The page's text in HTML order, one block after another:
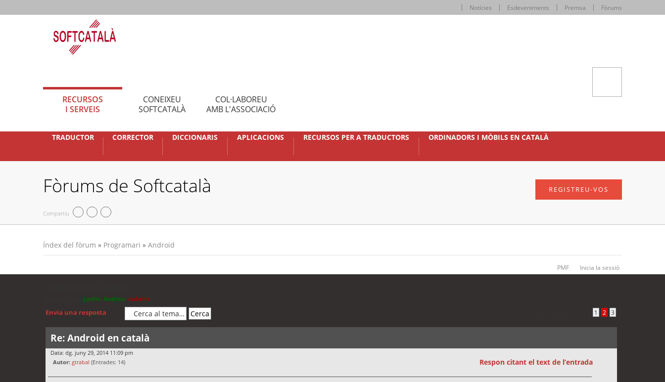
Notícies Esdeveniments Premsa Fòrums
RECURSOS
I SERVEIS
CONEIXEU
SOFTCATALÀ
COL·LABOREU
AMB L'ASSOCIACIÓ
TRADUCTOR CORRECTOR DICCIONARIS APLICACIONS RECURSOS PER A TRADUCTORS ORDINADORS I MÒBILS EN CATALÀ
Fòrums de Softcatalà
Compartiu
REGISTREU-VOS
Índex del fòrum » Programari » Android
PMF Inicia la sessió
jordis Andreu cubells
Envia una resposta 1 2 3
Re: Android en català
Data: dg. juny 29, 2014 11:09 pm
Autor: gtrabal (Entrades: 14) Respon citant el text de l’entrada